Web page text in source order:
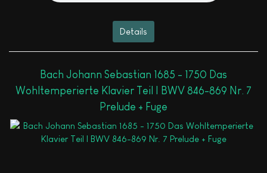
Details
Bach Johann Sebastian 1685 - 1750 Das
Wohltemperierte Klavier Teil I BWV 846-869 Nr. 7
Prelude + Fuge